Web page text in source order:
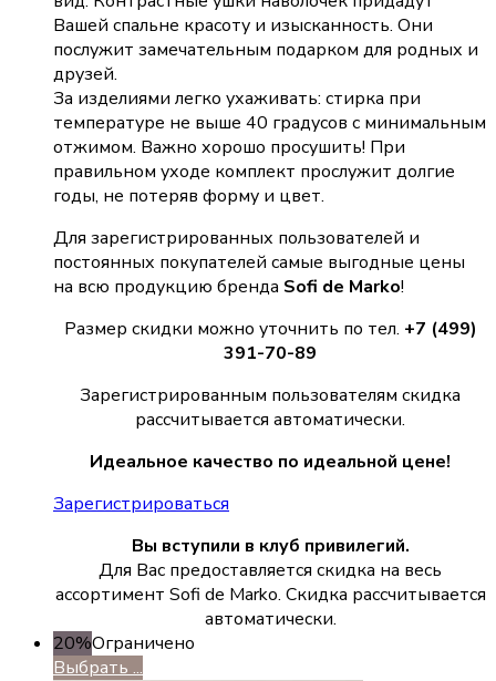
Вашей спальне красоту и изысканность. Они
послужит замечательным подарком для родных и
друзей.
За изделиями легко ухаживать: стирка при
температуре не выше 40 градусов с минимальным
отжимом. Важно хорошо просушить! При
правильном уходе комплект прослужит долгие
годы, не потеряв форму и цвет.
Для зарегистрированных пользователей и
постоянных покупателей самые выгодные цены
на всю продукцию бренда Sofi de Marko!
Размер скидки можно уточнить по тел. +7 (499)
391-70-89
Зарегистрированным пользователям скидка
рассчитывается автоматически.
Идеальное качество по идеальной цене!
Зарегистрироваться
Вы вступили в клуб привилегий.
Для Вас предоставляется скидка на весь
ассортимент Sofi de Marko. Скидка рассчитывается
автоматически.
20%Ограничено
Выбрать ...